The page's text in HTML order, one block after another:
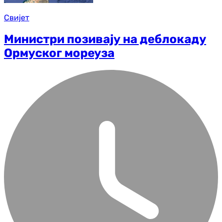
Свијет
Министри позивају на деблокаду
Ормуског мореуза